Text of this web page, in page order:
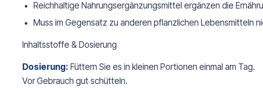
Reichhaltige Nahrungsergänzungsmittel ergänzen die
Muss im Gegensatz zu anderen pflanzlichen Lebensmitteln
Inhaltsstoffe & Dosierung
Dosierung: Füttern Sie es in kleinen Portionen einmal am Tag.
Vor Gebrauch gut schütteln.